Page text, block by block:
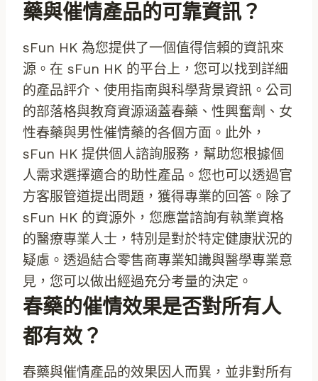
藥與催情產品的可靠資訊？
sFun HK 為您提供了一個值得信賴的資訊來
源。在 sFun HK 的平台上，您可以找到詳細
的產品評介、使用指南與科學背景資訊。公司
的部落格與教育資源涵蓋春藥、性興奮劑、女
性春藥與男性催情藥的各個方面。此外，
sFun HK 提供個人諮詢服務，幫助您根據個
人需求選擇適合的助性產品。您也可以透過官
方客服管道提出問題，獲得專業的回答。除了
sFun HK 的資源外，您應當諮詢有執業資格
的醫療專業人士，特別是對於特定健康狀況的
疑慮。透過結合零售商專業知識與醫學專業意
見，您可以做出經過充分考量的決定。
春藥的催情效果是否對所有人
都有效？
春藥與催情產品的效果因人而異，並非對所有